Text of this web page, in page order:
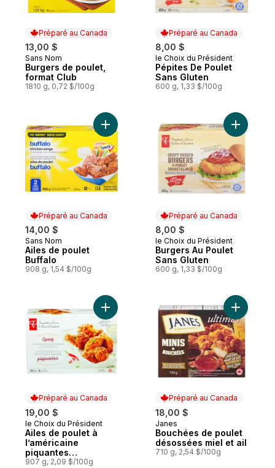
Préparé au Canada
13,00 $
Préparé au Canada
Sans Nom
Burgers de poulet,
format Club
1810 g, 0,72 $/100g
Préparé au Canada
8,00 $
Préparé au Canada
le Choix du Président
Pépites De Poulet
Sans Gluten
600 g, 1,33 $/100g
Préparé au Canada
14,00 $
Préparé au Canada
Sans Nom
Ailes de poulet
Buffalo
908 g, 1,54 $/100g
Ajouter Ailes de poulet Buffalo au panier
Préparé au Canada
8,00 $
Préparé au Canada
le Choix du Président
Burgers Au Poulet
Sans Gluten
600 g, 1,33 $/100g
Ajouter
Préparé au Canada
19,00 $
Préparé au Canada
le Choix du Président
Ailes de poulet à
l’américaine
piquantes
croustillantes
907 g, 2,09 $/100g
Ajouter Ailes de poulet à l’américaine
Préparé au Canada
18,00 $
Préparé au Canada
Janes
Bouchées de poulet
désossées miel et ail
710 g, 2,54 $/100g
Ajouter